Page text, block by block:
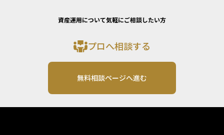
資産運用について気軽にご相談したい方
プロへ相談する
無料相談ページへ進む